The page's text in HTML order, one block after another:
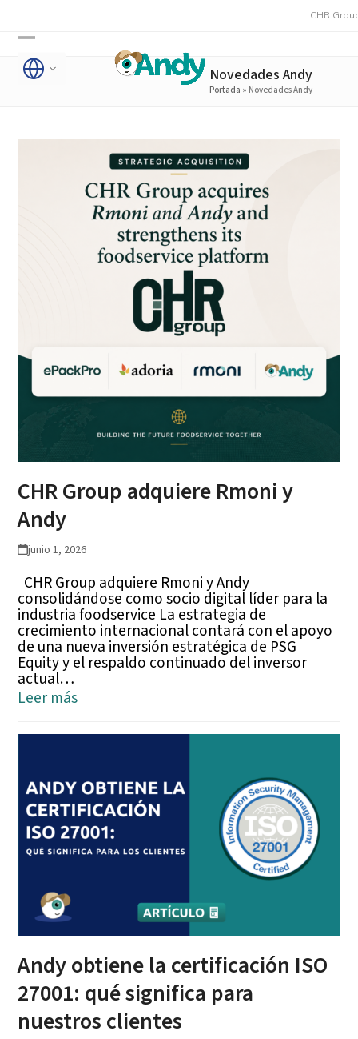
content
CHR Group
Open
mobile
Close
mobile
Novedades Andy
Portada » Novedades Andy
CHR Group adquiere Rmoni y
Andy
junio 1, 2026
CHR Group adquiere Rmoni y Andy
consolidándose como socio digital líder para la
industria foodservice La estrategia de
crecimiento internacional contará con el apoyo
de una nueva inversión estratégica de PSG
Equity y el respaldo continuado del inversor
actual…
Leer más
Andy obtiene la certificación ISO
27001: qué significa para
nuestros clientes